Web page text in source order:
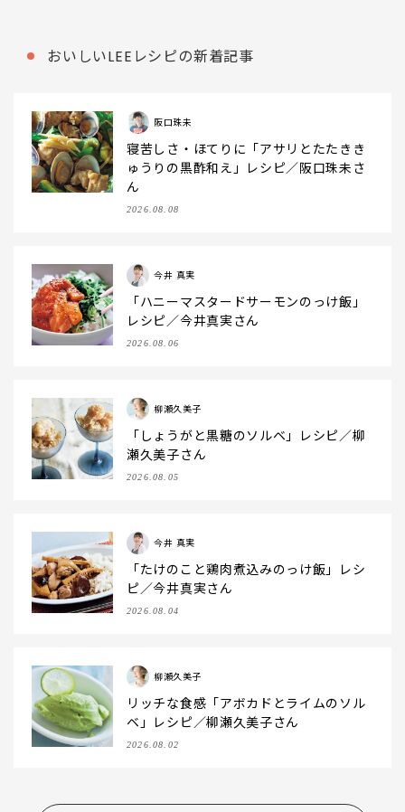
おいしいLEEレシピの新着記事
阪口珠未
寝苦しさ・ほてりに「アサリとたたきき
ゅうりの黒酢和え」レシピ／阪口珠未さ
ん
2026.08.08
今井 真実
「ハニーマスタードサーモンのっけ飯」
レシピ／今井真実さん
2026.08.06
柳瀬久美子
「しょうがと黒糖のソルベ」レシピ／柳
瀬久美子さん
2026.08.05
今井 真実
「たけのこと鶏肉煮込みのっけ飯」レシ
ピ／今井真実さん
2026.08.04
柳瀬久美子
リッチな食感「アボカドとライムのソル
ベ」レシピ／柳瀬久美子さん
2026.08.02